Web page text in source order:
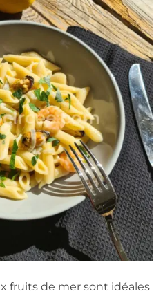
fruits de mer sont idéales